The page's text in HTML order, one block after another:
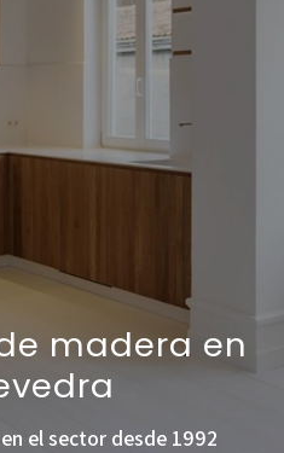
madera en
el sector desde 1992